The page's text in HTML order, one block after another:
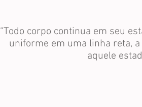
“Todo corpo continua em seu
uniforme em uma linha reta,
aquele